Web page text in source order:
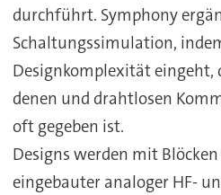
durchführt. Symphony
Schaltungssimulation,
Designkomplexität eingeht,
denen und drahtlosen
oft gegeben ist.
Designs werden mit
eingebauter analoger HF-